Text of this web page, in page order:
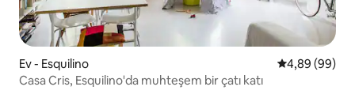
Ev - Esquilino 5 üzerinden
4,89 (99)
Casa Cris, Esquilino'da muhteşem bir çatı katı